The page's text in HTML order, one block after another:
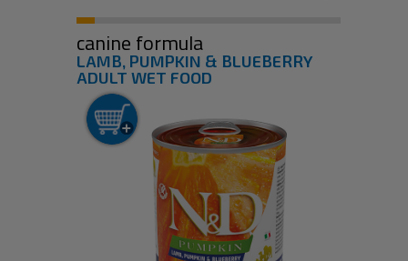
canine formula
LAMB, PUMPKIN & BLUEBERRY
ADULT WET FOOD